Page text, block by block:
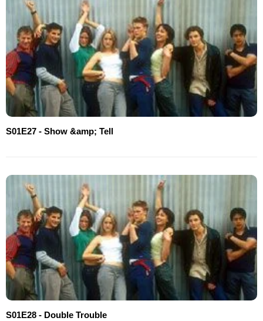
S01E27 - Show &amp; Tell
S01E28 - Double Trouble